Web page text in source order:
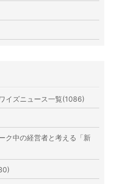
イズニュース一覧(1086)
ク中の経営者と考える「新